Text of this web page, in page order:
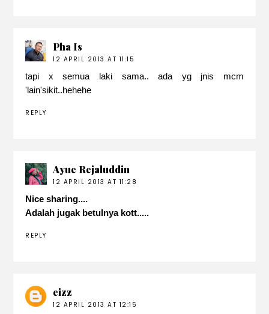
Pha Is
12 APRIL 2013 AT 11:15
tapi x semua laki sama.. ada yg jnis mcm
'lain'sikit..hehehe
REPLY
Ayue Rejaluddin
12 APRIL 2013 AT 11:28
Nice sharing....
Adalah jugak betulnya kott.....
REPLY
eizz
12 APRIL 2013 AT 12:15